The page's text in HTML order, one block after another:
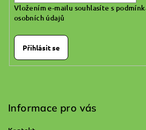
Vložením e-mailu souhlasíte s
osobních údajů
Přihlásit se
Informace pro vás